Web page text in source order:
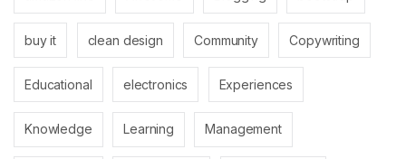
buy it clean design Community Copywriting
Educational electronics Experiences
Knowledge Learning Management